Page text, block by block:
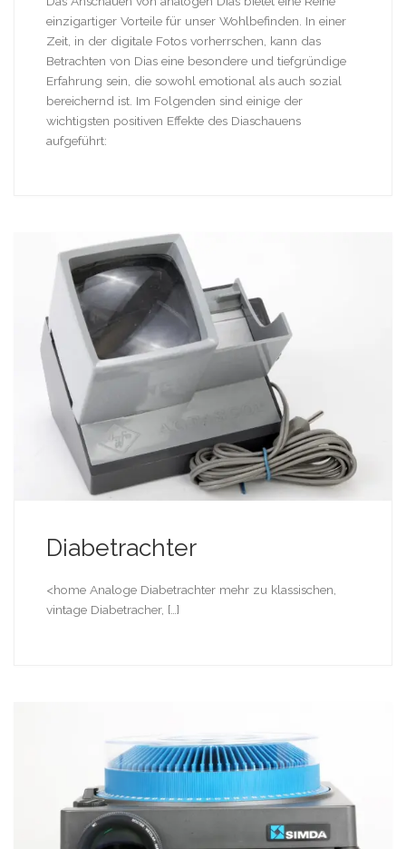
einzigartiger Vorteile für unser Wohlbefinden. In einer
Zeit, in der digitale Fotos vorherrschen, kann das
Betrachten von Dias eine besondere und tiefgründige
Erfahrung sein, die sowohl emotional als auch sozial
bereichernd ist. Im Folgenden sind einige der
wichtigsten positiven Effekte des Diaschauens
aufgeführt:
Diabetrachter
<home Analoge Diabetrachter mehr zu klassischen,
vintage Diabetracher, […]